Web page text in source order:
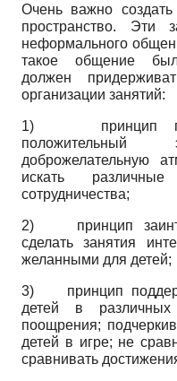
Очень важно создать
пространство. Эти
неформального
такое общение
должен
организации занятий:
1) принцип
положительный
доброжелательную
искать
сотрудничества;
2) принцип
сделать занятия
желанными для детей;
3) принцип
детей в
поощрения;
детей в игре; не
сравнивать